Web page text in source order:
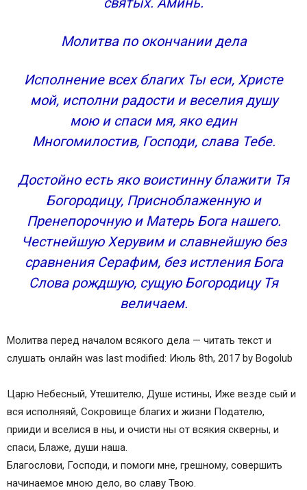
Молитва по окончании дела
Исполнение всех благих Ты еси, Христе
мой, исполни радости и веселия душу
мою и спаси мя, яко един
Многомилостив, Господи, слава Тебе.
Достойно есть яко воистинну блажити Тя
Богородицу, Присноблаженную и
Пренепорочную и Матерь Бога нашего.
Честнейшую Херувим и славнейшую без
сравнения Серафим, без истления Бога
Слова рождшую, сущую Богородицу Тя
величаем.
Молитва перед началом всякого дела — читать текст и
слушать онлайн was last modified: Июль 8th, 2017 by Bogolub
Царю Небесный, Утешителю, Душе истины, Иже везде сый и
вся исполняяй, Сокровище благих и жизни Подателю,
прииди и вселися в ны, и очисти ны от всякия скверны, и
спаси, Блаже, души наша.
Благослови, Господи, и помоги мне, грешному, совершить
начинаемое мною дело, во славу Твою.